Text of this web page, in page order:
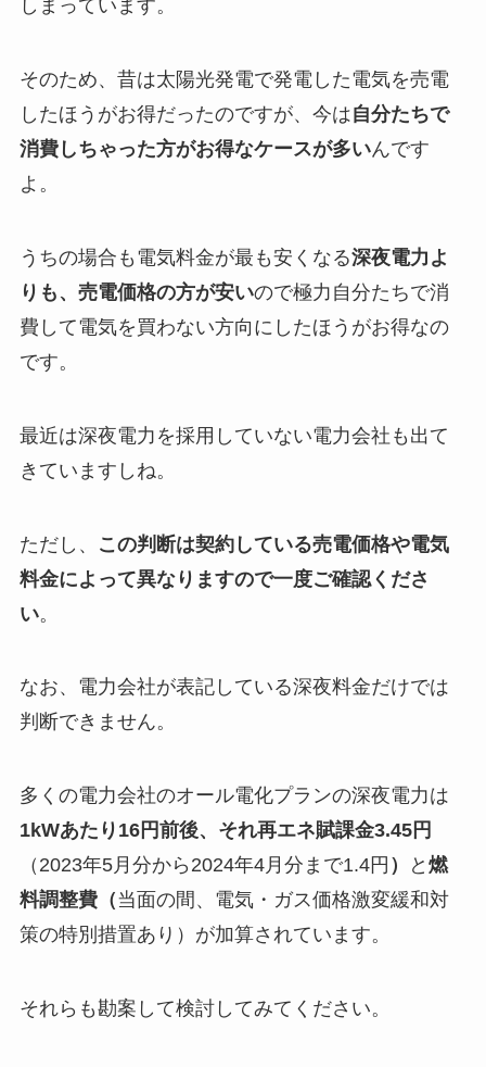
しまっています。
そのため、昔は太陽光発電で発電した電気を売電
したほうがお得だったのですが、今は自分たちで
消費しちゃった方がお得なケースが多いんです
よ。
うちの場合も電気料金が最も安くなる深夜電力よ
りも、売電価格の方が安いので極力自分たちで消
費して電気を買わない方向にしたほうがお得なの
です。
最近は深夜電力を採用していない電力会社も出て
きていますしね。
ただし、
この判断は契約している売電価格や電気
料金によって異なりますので一度ご確認くださ
い。
なお、電力会社が表記している深夜料金だけでは
判断できません。
多くの電力会社のオール電化プランの深夜電力は
1kWあたり16円前後、それ再エネ賦課金3.45円
（2023年5月分から2024年4月分まで1.4円 ） と 燃
料調整費（当面の間、電気・ガス価格激変緩和対
策の特別措置あり）が加算されています。
それらも勘案して検討してみてください。